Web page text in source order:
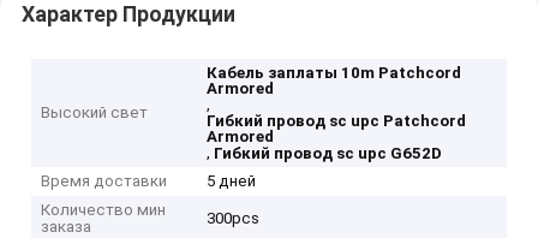
Характер Продукции
Высокий свет
Кабель заплаты 10m Patchcord
Armored
,
Гибкий провод sc upc Patchcord
Armored
, Гибкий провод sc upc G652D
Время доставки
5 дней
Количество мин
заказа
300pcs